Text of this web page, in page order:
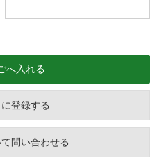
登録する
問い合わせる